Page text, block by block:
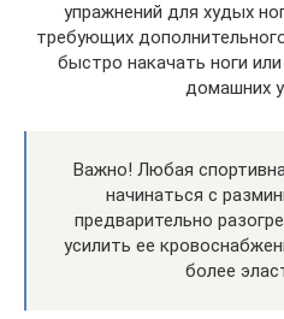
упражнений для худых
требующих
быстро накачать ноги
домашних
Важно! Любая
начинаться с
предварительно
усилить ее
более